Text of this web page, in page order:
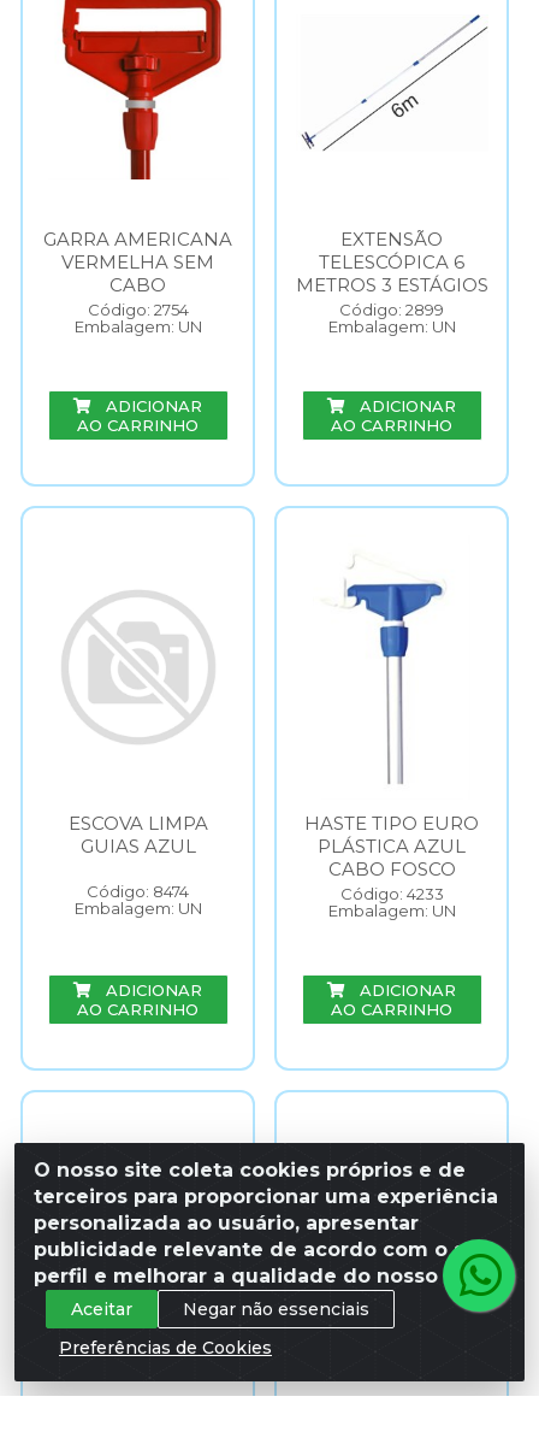
GARRA AMERICANA
VERMELHA SEM
CABO
Código: 2754
Embalagem: UN
ADICIONAR
AO CARRINHO
EXTENSÃO
TELESCÓPICA 6
METROS 3 ESTÁGIOS
Código: 2899
Embalagem: UN
ADICIONAR
AO CARRINHO
ESCOVA LIMPA
GUIAS AZUL
Código: 8474
Embalagem: UN
ADICIONAR
AO CARRINHO
HASTE TIPO EURO
PLÁSTICA AZUL
CABO FOSCO
Código: 4233
Embalagem: UN
ADICIONAR
AO CARRINHO
O nosso site coleta cookies próprios e de
terceiros para proporcionar uma experiência
personalizada ao usuário, apresentar
publicidade relevante de acordo com o seu
perfil e melhorar a qualidade do nosso site.
Aceitar
Negar não essenciais
Preferências de Cookies